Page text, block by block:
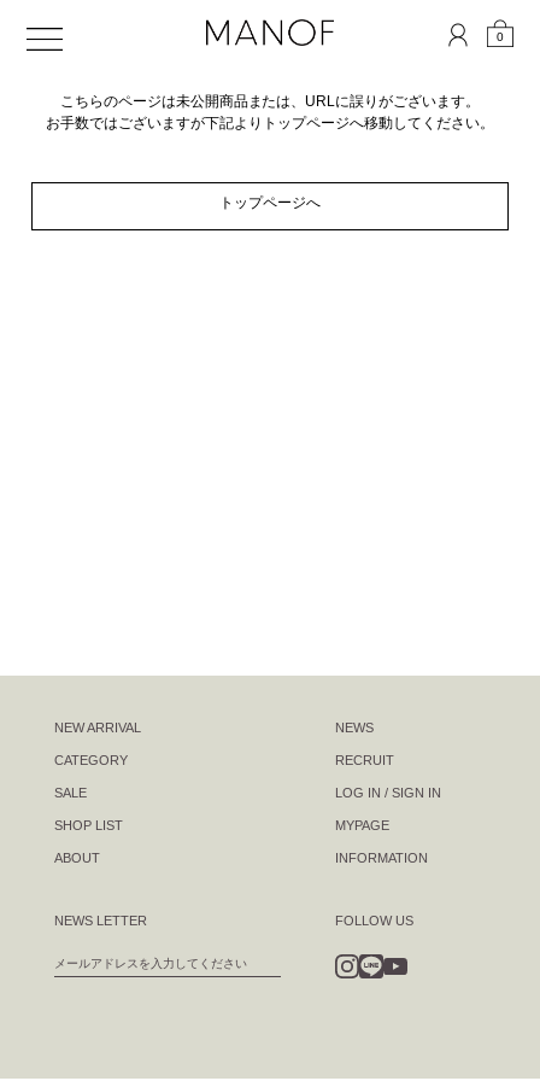
0
こちらのページは未公開商品または、URLに誤りがございます。
お手数ではございますが下記よりトップページへ移動してください。
トップページへ
NEW ARRIVAL
CATEGORY
SALE
SHOP LIST
ABOUT
NEWS LETTER
NEWS
RECRUIT
LOG IN / SIGN IN
MYPAGE
INFORMATION
FOLLOW US